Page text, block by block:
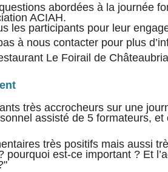
abordées à la journée
ACIAH.
les participants pour leur
à nous contacter pour plus
Le Foirail de
très accrocheurs sur une
assisté de 5 formateurs,
très positifs mais aussi
pourquoi est-ce important ? Et